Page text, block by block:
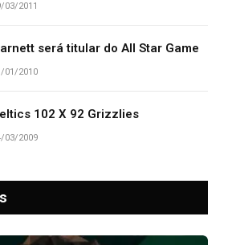
03/2011
será titular do All Star Game
01/2010
102 X 92 Grizzlies
03/2009